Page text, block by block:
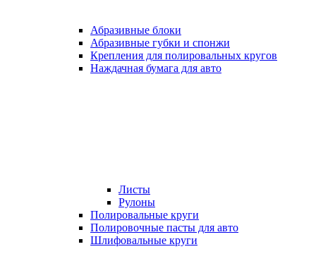
Абразивные блоки
Абразивные губки и спонжи
Крепления для полировальных кругов
Наждачная бумага для авто
Листы
Рулоны
Полировальные круги
Полировочные пасты для авто
Шлифовальные круги